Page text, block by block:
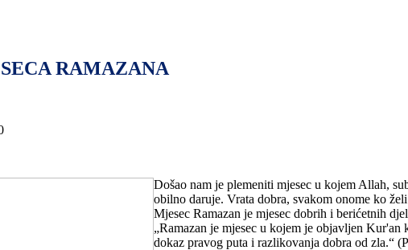
RAMAZANA
Došao nam je plemeniti mjesec u kojem Allah,
obilno daruje. Vrata dobra, svakom onome ko
Mjesec Ramazan je mjesec dobrih i berićetnih
„Ramazan je mjesec u kojem je objavljen
dokaz pravog puta i razlikovanja dobra od zla.“